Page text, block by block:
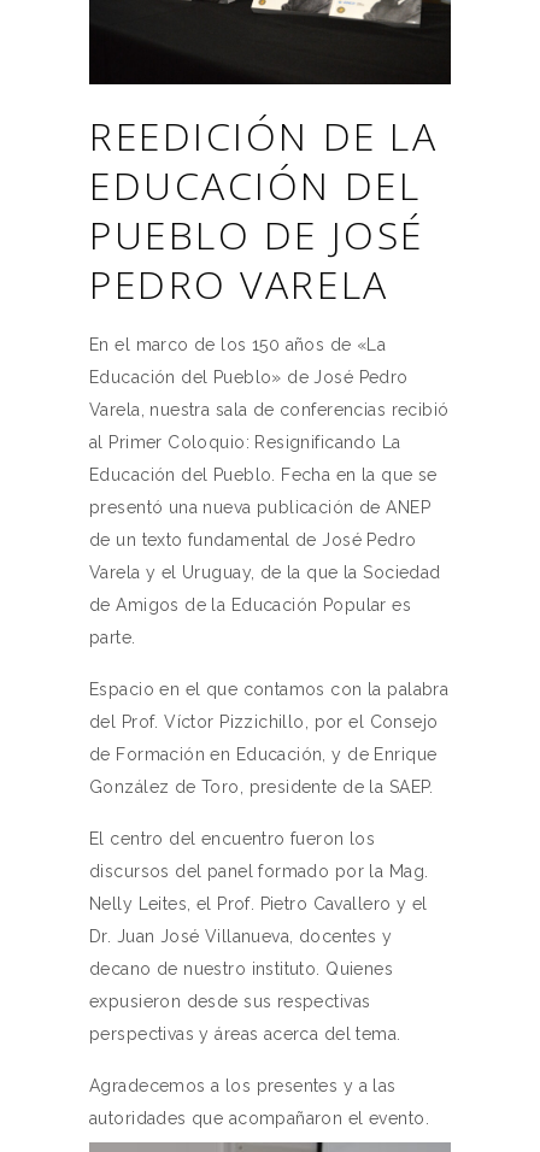
REEDICIÓN DE LA
EDUCACIÓN DEL
PUEBLO DE JOSÉ
PEDRO VARELA
En el marco de los 150 años de «La
Educación del Pueblo» de José Pedro
Varela, nuestra sala de conferencias recibió
al Primer Coloquio: Resignificando La
Educación del Pueblo. Fecha en la que se
presentó una nueva publicación de ANEP
de un texto fundamental de José Pedro
Varela y el Uruguay, de la que la Sociedad
de Amigos de la Educación Popular es
parte.
Espacio en el que contamos con la palabra
del Prof. Víctor Pizzichillo, por el Consejo
de Formación en Educación, y de Enrique
González de Toro, presidente de la SAEP.
El centro del encuentro fueron los
discursos del panel formado por la Mag.
Nelly Leites, el Prof. Pietro Cavallero y el
Dr. Juan José Villanueva, docentes y
decano de nuestro instituto. Quienes
expusieron desde sus respectivas
perspectivas y áreas acerca del tema.
Agradecemos a los presentes y a las
autoridades que acompañaron el evento.